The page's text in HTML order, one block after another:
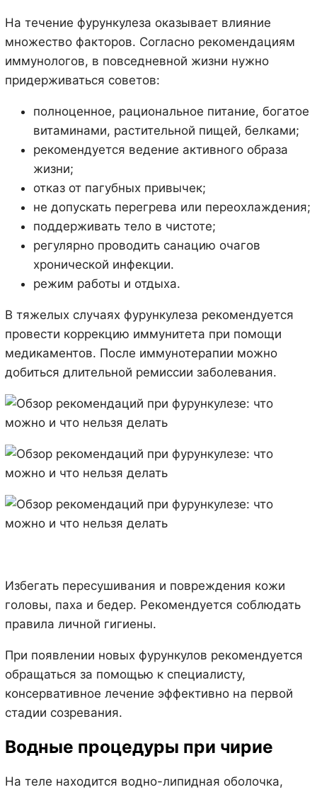
На течение фурункулеза оказывает влияние
множество факторов. Согласно рекомендациям
иммунологов, в повседневной жизни нужно
придерживаться советов:
полноценное, рациональное питание, богатое
витаминами, растительной пищей, белками;
рекомендуется ведение активного образа
жизни;
отказ от пагубных привычек;
не допускать перегрева или переохлаждения;
поддерживать тело в чистоте;
регулярно проводить санацию очагов
хронической инфекции.
режим работы и отдыха.
В тяжелых случаях фурункулеза рекомендуется
провести коррекцию иммунитета при помощи
медикаментов. После иммунотерапии можно
добиться длительной ремиссии заболевания.
Избегать пересушивания и повреждения кожи
головы, паха и бедер. Рекомендуется соблюдать
правила личной гигиены.
При появлении новых фурункулов рекомендуется
обращаться за помощью к специалисту,
консервативное лечение эффективно на первой
стадии созревания.
Водные процедуры при чирие
На теле находится водно-липидная оболочка,